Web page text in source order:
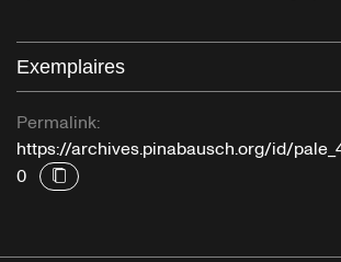
Exemplaires
Permalink:
https://archives.pinabausch.org/id/
0